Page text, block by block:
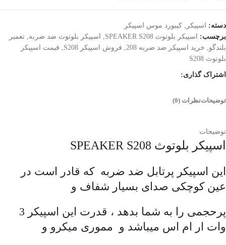
دسته: اسپیکر , کیبورد موس اسپیکر
برچسب:
اسپیکر بلوتوث SPEAKER S208 , اسپیکر بلوتوث ضد ضربه, تعمیر
بلندگو, خرید اسپیکر ضد ضربه 208 , فروش اسپیکر S208 , قیمت اسپیکر
بلوتوث S208
اشتراک گذاری:
توضیحاتنظرات (0)
توضیحات
اسپیکر بلوتوث SPEAKER S208
این اسپیکر پرتابل ضد ضربه که قادر است در
عین کوچکی صدای بسیار شفاف و
پرحجمی را به شما بدهد ، قدرت این اسپیکر 3
وات ار ام اس میباشد و مموری میکرو و